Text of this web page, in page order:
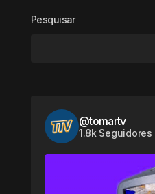
Pesquisar
@tomartv
1.8k Seguidores